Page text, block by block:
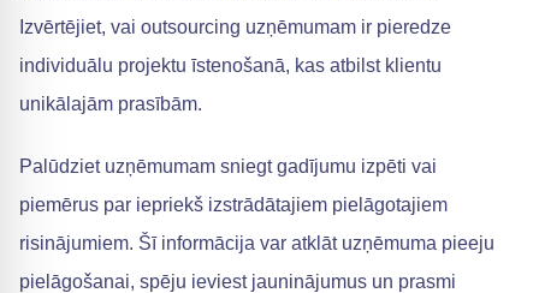
Izvērtējiet, vai outsourcing uzņēmumam ir pieredze
individuālu projektu īstenošanā, kas atbilst klientu
unikālajām prasībām.
Palūdziet uzņēmumam sniegt gadījumu izpēti vai
piemērus par iepriekš izstrādātajiem pielāgotajiem
risinājumiem. Šī informācija var atklāt uzņēmuma pieeju
pielāgošanai, spēju ieviest jauninājumus un prasmi